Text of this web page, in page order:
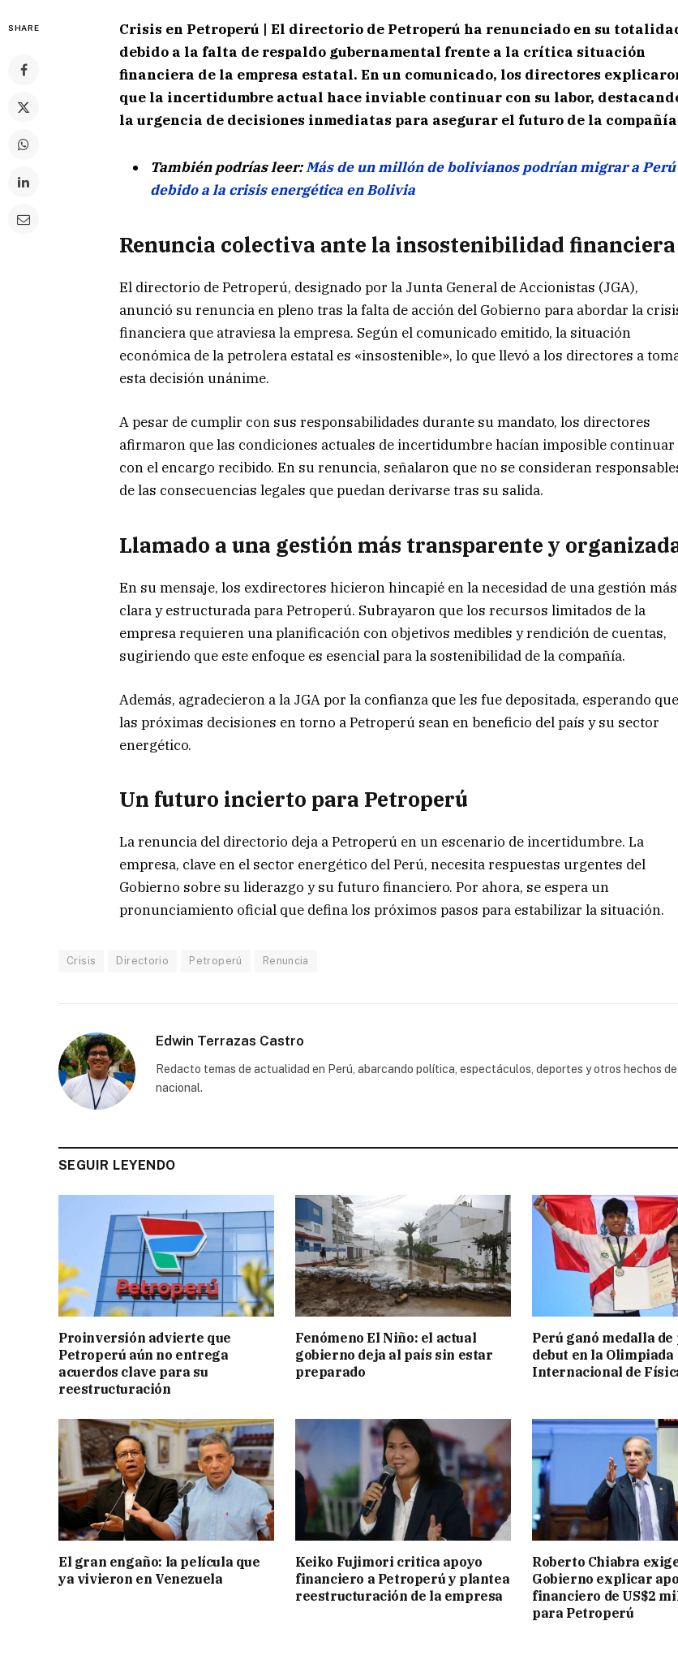
SHARE
Crisis en Petroperú | El directorio de Petroperú ha renunciado en su
debido a la falta de respaldo gubernamental frente a la crítica situación
financiera de la empresa estatal. En un comunicado, los directores
que la incertidumbre actual hace inviable continuar con su labor,
la urgencia de decisiones inmediatas para asegurar el futuro de la
También podrías leer:Más de un millón de bolivianos podrían migrar a Perú
debido a la crisis energética en Bolivia
Renuncia colectiva ante la insostenibilidad financiera
El directorio de Petroperú, designado por la Junta General de Accionistas (JGA),
anunció su renuncia en pleno tras la falta de acción del Gobierno para abordar la
financiera que atraviesa la empresa. Según el comunicado emitido, la situación
económica de la petrolera estatal es «insostenible», lo que llevó a los directores a
esta decisión unánime.
A pesar de cumplir con sus responsabilidades durante su mandato, los directores
afirmaron que las condiciones actuales de incertidumbre hacían imposible continuar
con el encargo recibido. En su renuncia, señalaron que no se consideran
de las consecuencias legales que puedan derivarse tras su salida.
Llamado a una gestión más transparente y
En su mensaje, los exdirectores hicieron hincapié en la necesidad de una gestión más
clara y estructurada para Petroperú. Subrayaron que los recursos limitados de la
empresa requieren una planificación con objetivos medibles y rendición de cuentas,
sugiriendo que este enfoque es esencial para la sostenibilidad de la compañía.
Además, agradecieron a la JGA por la confianza que les fue depositada, esperando que
las próximas decisiones en torno a Petroperú sean en beneficio del país y su sector
energético.
Un futuro incierto para Petroperú
La renuncia del directorio deja a Petroperú en un escenario de incertidumbre. La
empresa, clave en el sector energético del Perú, necesita respuestas urgentes del
Gobierno sobre su liderazgo y su futuro financiero. Por ahora, se espera un
pronunciamiento oficial que defina los próximos pasos para estabilizar la situación.
Crisis Directorio Petroperú Renuncia
Edwin Terrazas Castro
Redacto temas de actualidad en Perú, abarcando política, espectáculos, deportes y otros hechos
nacional.
SEGUIR LEYENDO
Proinversión advierte que
Petroperú aún no entrega
acuerdos clave para su
reestructuración
Fenómeno El Niño: el actual
gobierno deja al país sin estar
preparado
Perú ganó medalla de
debut en la Olimpiada
Internacional de
El gran engaño: la película que
ya vivieron en Venezuela
Keiko Fujimori critica apoyo
financiero a Petroperú y plantea
reestructuración de la empresa
Roberto Chiabra
Gobierno explicar
financiero de US$2
para Petroperú